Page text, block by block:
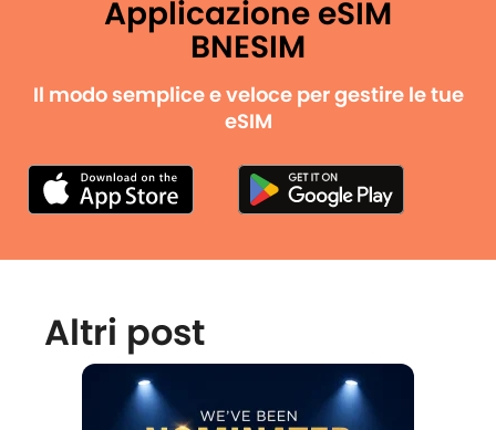
Applicazione eSIM
BNESIM
Il modo semplice e veloce per gestire le tue
eSIM
Altri post